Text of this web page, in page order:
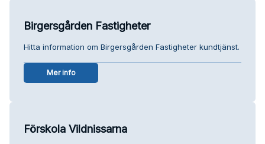
Birgersgården Fastigheter
Hitta information om Birgersgården Fastigheter kundtjänst.
Mer info
Förskola Vildnissarna